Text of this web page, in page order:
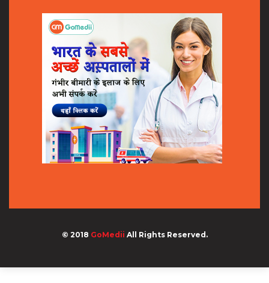
© 2018 GoMedii All Rights Reserved.